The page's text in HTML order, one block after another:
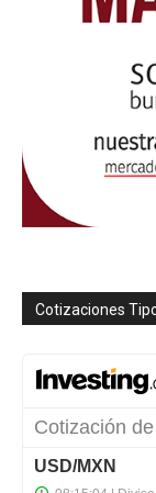
Cotizaciones